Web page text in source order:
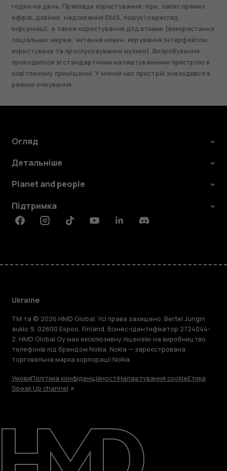
Детальніше
Підтримка
Ukraine
годин на день. Приклади користування: ігри, запис прямих
ефірів, дзвінки, надсилання SMS, пошук і перегляд
інформації, а також користування додатками (використання
соціальних мереж, читання новин, керування інтерфейсом
користувача та прослуховування музики). Випробування
проводилося зі стандартними налаштуваннями пристрою в
освітленому приміщенні. У нічний час пристрій знаходився в
режимі очікування.
Огляд
Детальніше
Planet and people
Підтримка
FacebookInstagramTiktokYoutubeLinkedinDiscord
Ukraine
TM та © 2026 HMD Global. Усі права захищено. Bertel Jungin
aukio 9, 02600 Espoo, Finland. Бізнес-ідентифікатор 2724044-
2. HMD Global Oy має ексклюзивну ліцензію на виробництво
телефонів під брендом Nokia. Nokia — зареєстрована
торговельна марка корпорації Nokia.
УмовиПолітика конфіденційностіНалаштування cookieЕтика
Speak Up channel